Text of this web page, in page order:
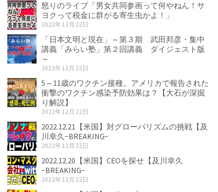
怒りのライブ「男女共同参画って何やねん！サ
ヨクって税金に群がる寄生虫かよ！」
2022年12月22日
「日本文明と現在」～第３期 武田邦彦・集中
講義「みらい塾」第２回講義 ダイジェスト版
～
2022年12月22日
5～11歳のワクチン接種。アメリカで報告された
衝撃のワクチン感染予防効果は？【大石が深掘
り解説】
2022年12月22日
2022.12.21【米国】対グローバリズムの挑戦【及
川幸久−BREAKING−
2022年12月22日
2022.12.20【米国】CEOを探せ【及川幸久
−BREAKING−
2022年12月22日